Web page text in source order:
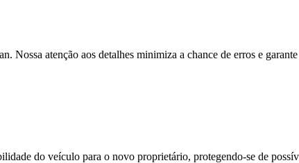
Nossa atenção aos detalhes minimiza a chance de erros e
do veículo para o novo proprietário, protegendo-se de